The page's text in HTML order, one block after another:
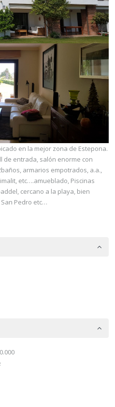
en la mejor zona de Estepona.
de entrada, salón enorme con
armarios empotrados, a.a.,
etc….amueblado, Piscinas
cercano a la playa, bien
Pedro etc…